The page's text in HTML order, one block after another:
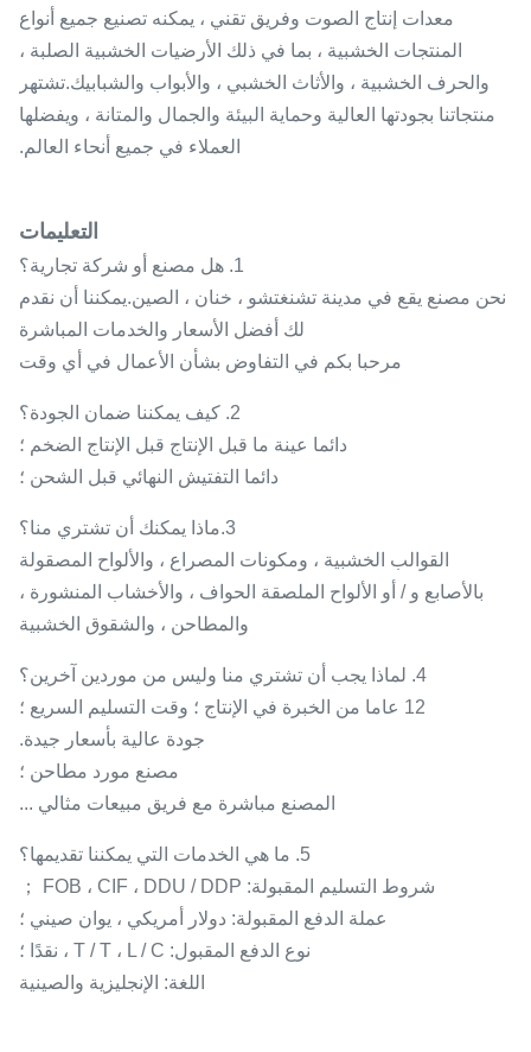
معدات إنتاج الصوت وفريق تقني ، يمكنه تصنيع جميع أنواع
المنتجات الخشبية ، بما في ذلك الأرضيات الخشبية الصلبة ،
والحرف الخشبية ، والأثاث الخشبي ، والأبواب والشبابيك.تشتهر
منتجاتنا بجودتها العالية وحماية البيئة والجمال والمتانة ، ويفضلها
العملاء في جميع أنحاء العالم.
التعليمات
1. هل مصنع أو شركة تجارية؟
نحن مصنع يقع في مدينة تشنغتشو ، خنان ، الصين.يمكننا أن نقدم
لك أفضل الأسعار والخدمات المباشرة
مرحبا بكم في التفاوض بشأن الأعمال في أي وقت
2. كيف يمكننا ضمان الجودة؟
دائما عينة ما قبل الإنتاج قبل الإنتاج الضخم ؛
دائما التفتيش النهائي قبل الشحن ؛
3.ماذا يمكنك أن تشتري منا؟
القوالب الخشبية ، ومكونات المصراع ، والألواح المصقولة
بالأصابع و / أو الألواح الملصقة الحواف ، والأخشاب المنشورة ،
والمطاحن ، والشقوق الخشبية
4. لماذا يجب أن تشتري منا وليس من موردين آخرين؟
12 عاما من الخبرة في الإنتاج ؛ وقت التسليم السريع ؛
جودة عالية بأسعار جيدة.
مصنع مورد مطاحن ؛
المصنع مباشرة مع فريق مبيعات مثالي ...
5. ما هي الخدمات التي يمكننا تقديمها؟
شروط التسليم المقبولة: FOB ، CIF ، DDU / DDP ；
عملة الدفع المقبولة: دولار أمريكي ، يوان صيني ؛
نوع الدفع المقبول: T / T ، L / C ، نقدًا ؛
اللغة: الإنجليزية والصينية